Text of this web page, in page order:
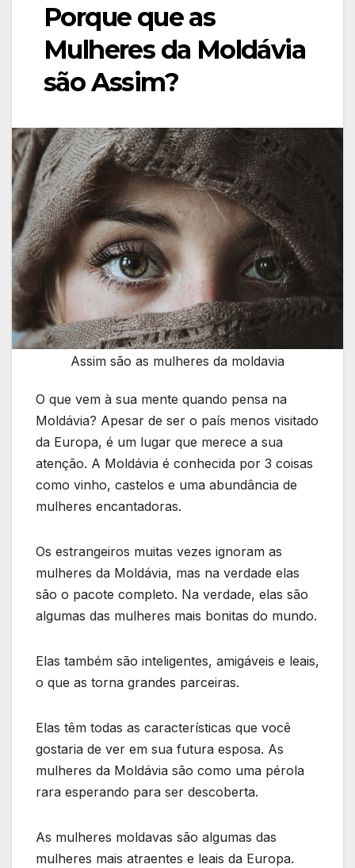
Porque que as
Mulheres da Moldávia
são Assim?
Assim são as mulheres da moldavia
O que vem à sua mente quando pensa na
Moldávia? Apesar de ser o país menos visitado
da Europa, é um lugar que merece a sua
atenção. A Moldávia é conhecida por 3 coisas
como vinho, castelos e uma abundância de
mulheres encantadoras.
Os estrangeiros muitas vezes ignoram as
mulheres da Moldávia, mas na verdade elas
são o pacote completo. Na verdade, elas são
algumas das mulheres mais bonitas do mundo.
Elas também são inteligentes, amigáveis ​​e leais,
o que as torna grandes parceiras.
Elas têm todas as características que você
gostaria de ver em sua futura esposa. As
mulheres da Moldávia são como uma pérola
rara esperando para ser descoberta.
As mulheres moldavas são algumas das
mulheres mais atraentes e leais da Europa.